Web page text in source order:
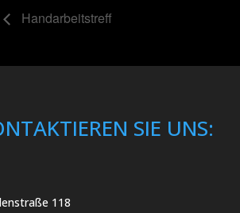
Handarbeitstreff
SIE UNS:
118